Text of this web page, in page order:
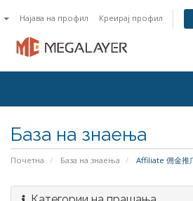
Најава на профил Креирај профил
База на знаења
Почетна База на знаења Affiliate 佣金推